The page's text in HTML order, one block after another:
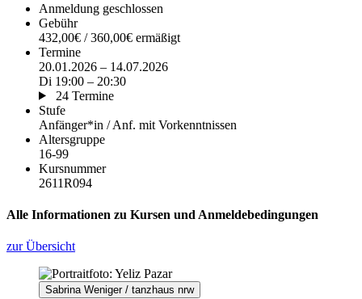
Anmeldung geschlossen
Gebühr
432,00€ / 360,00€ ermäßigt
Termine
20.01.2026 – 14.07.2026
Di 19:00 – 20:30
24 Termine
Stufe
Anfänger*in / Anf. mit Vorkenntnissen
Altersgruppe
16-99
Kursnummer
2611R094
Alle Informationen zu Kursen und Anmeldebedingungen
zur Übersicht
Sabrina Weniger / tanzhaus nrw